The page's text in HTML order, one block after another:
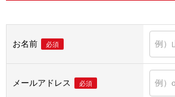
お名前 必須
メールアドレス 必須